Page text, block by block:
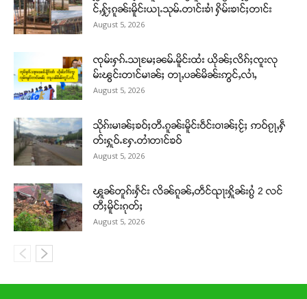
င်ႇႁႂ်ႈၵူၼ်းမိူင်းယႃႉသုမ်ႉတၢင်းၶၢႆ ႁိမ်းၶၢင်ႈတၢင်း
August 5, 2026
ၸုမ်းႁၵ်ႉသႃမႄႈၼမ်ႉမိူင်းထႆး ယိုၼ်ႈလိၵ်ႈၸူးလု
မ်းၽွင်းတၢင်မၢၼ်ႈ တႃႇပၼ်မိၼ်းဢွင်ႇလၢႆႇ
August 5, 2026
သိုၵ်းမၢၼ်ႈၶဝ်ႈတီႉၵူၼ်းမိူင်းဝဵင်းဝၢၼ်ႈငႂ်ႈ ဢဝ်ၵႂႃႇႁဵ
တ်းႁူဝ်ႉႁႄႉတၢႆတၢင်ၶဝ်
August 5, 2026
ၾူၼ်တူၵ်းႁႅင်း လိၼ်ၵူၼ်ႇတဵင်ၺႃးႁိူၼ်းၵွႆ 2 လင်
တီႈမိူင်းၵုတ်ႈ
August 5, 2026